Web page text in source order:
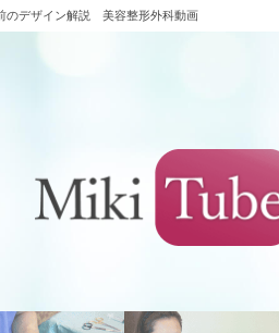
デザイン解説 美容整形外科動画